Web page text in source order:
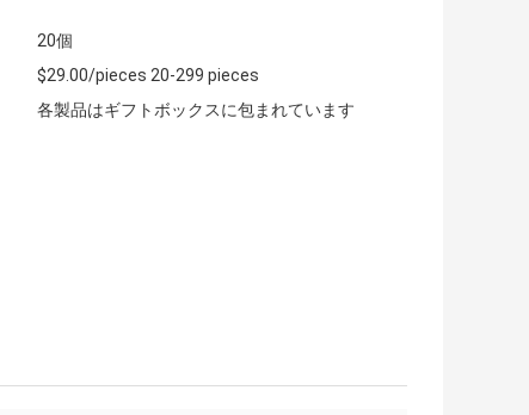
20個
$29.00/pieces 20-299 pieces
各製品はギフトボックスに包まれています